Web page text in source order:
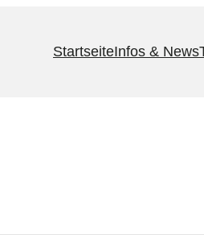
StartseiteInfos & News